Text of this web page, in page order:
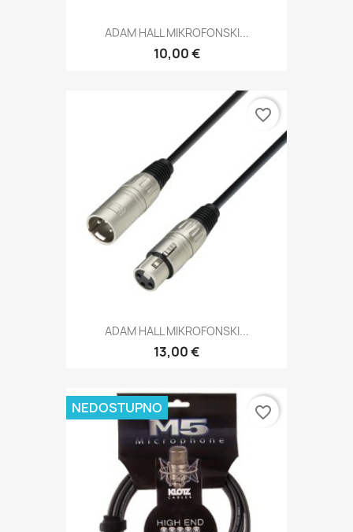
ADAM HALL MIKROFONSKI...
10,00 €
ADAM HALL MIKROFONSKI...
13,00 €
favorite_border
NEDOSTUPNO favorite_border